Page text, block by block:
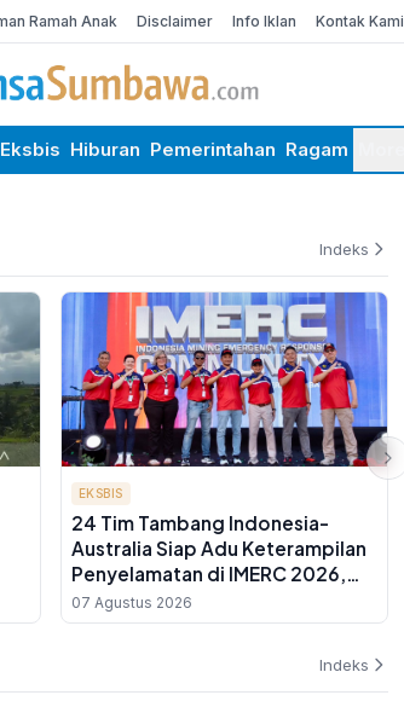
Ramah Anak Disclaimer Info Iklan Kontak Kami
Eksbis Hiburan Pemerintahan Ragam
Indeks
EKSBIS
24 Tim Tambang Indonesia-
Australia Siap Adu Keterampilan
Penyelamatan di IMERC 2026,
Gratis untuk Umum
07 Agustus 2026
Indeks